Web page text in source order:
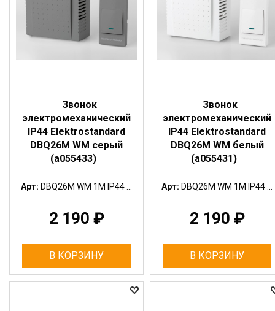
Звонок
электромеханический
IP44 Elektrostandard
DBQ26M WM серый
(a055433)
Арт: DBQ26M WM 1M IP44 ...
2 190 ₽
В КОРЗИНУ
Звонок
электромеханический
IP44 Elektrostandard
DBQ26M WM белый
(a055431)
Арт: DBQ26M WM 1M IP44 ...
2 190 ₽
В КОРЗИНУ